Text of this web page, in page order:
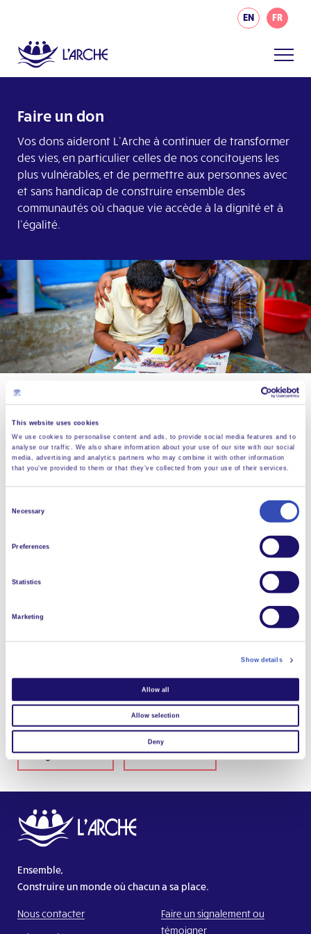
This website uses cookies
We use cookies to personalise content and ads, to provide social media features and to
analyse our traffic. We also share information about your use of our site with our social
media, advertising and analytics partners who may combine it with other information
that you’ve provided to them or that they’ve collected from your use of their services.
Necessary
Preferences
Statistics
Marketing
Show details
Allow all
Allow selection
Deny
EN FR
Faire un don
Vos dons aideront L’Arche à continuer de transformer
des vies, en particulier celles de nos concitoyens les
plus vulnérables, et de permettre aux personnes avec
et sans handicap de construire ensemble des
communautés où chaque vie accède à la dignité et à
l’égalité.
Où que vous viviez, vous pouvez faire un don en toute
sécurité.
Pour toute question concernant les dons effectués
directement via la Fondation L’Arche Internationale
partnerships@larche.org
Vous pouvez également faire un don via votre bureau
Royaume-Uni ou aux États-Unis, vous pouvez
demander un reçu fiscal en passant par le site de
votre pays à l’aide des boutons ci-dessous.
Les dons destinés à L’Arche Internationale seront
affectés à l’endroit où les besoins sont les plus
Canada
Royaume-Uni Etats-Unis
Ensemble,
Construire un monde où chacun a sa place.
Nous contacter
Faire un signalement ou
témoigner